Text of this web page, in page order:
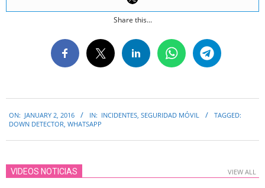
Share this...
01-
ON: JANUARY 2, 2016 IN: INCIDENTES SEGURIDAD MÓVIL
TAGGED:
DOWN DETECTOR WHATSAPP
VIDEOS NOTICIAS VIEW ALL